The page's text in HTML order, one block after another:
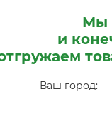
Мы
и
Ваш город: